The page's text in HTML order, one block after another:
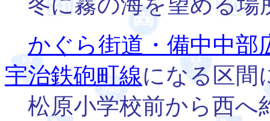
かぐら街道・備中中部
宇治鉄砲町線になる区間
松原小学校前から西へ